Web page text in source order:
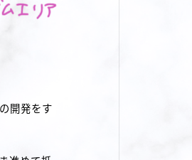
開発をす